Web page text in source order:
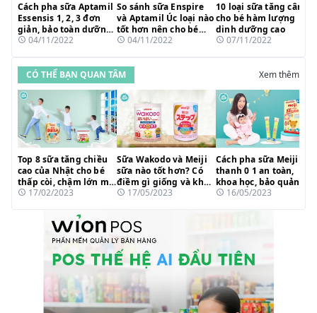
Cách pha sữa Aptamil
Essensis 1, 2, 3 đơn
giản, bảo toàn dưỡng
chất04/11/2022
So sánh sữa Enspire
và Aptamil Úc loại nào
tốt hơn nên cho bé
uống?
04/11/2022
10 loại sữa tăng cân
cho bé hàm lượng
dinh dưỡng cao
07/11/2022
CÓ THỂ BẠN QUAN TÂM Xem thêm
Top 8 sữa tăng chiều
cao của Nhật cho bé
thấp còi, chậm lớn mẹ
tin dùng 2023
17/02/2023
Sữa Wakodo và Meiji
sữa nào tốt hơn? Có
điềm gì giống và khác
nhau?
17/05/2023
Cách pha sữa Meiji
thanh 0 1 an toàn,
khoa học, bảo quản
dưỡng chất
16/05/2023